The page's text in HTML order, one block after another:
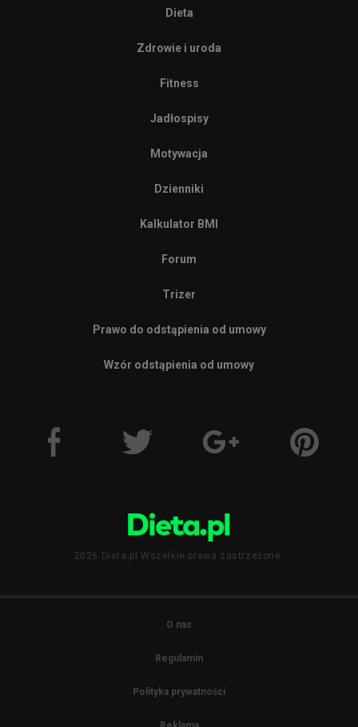
Dieta
Zdrowie i uroda
Fitness
Jadłospisy
Motywacja
Dzienniki
Kalkulator BMI
Forum
Trizer
Prawo do odstąpienia od umowy
Wzór odstąpienia od umowy
2026 Dieta.pl Wszelkie prawa zastrzeżone.
O nas
Regulamin
Polityka prywatności